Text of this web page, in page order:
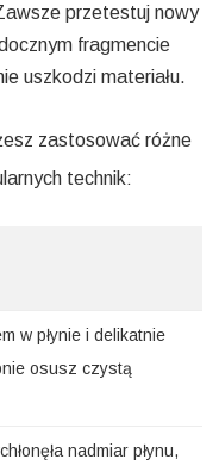
przetestuj nowy
fragmencie
uszkodzi materiału.
zastosować różne
technik:
w płynie i delikatnie
osusz czystą
nadmiar płynu,